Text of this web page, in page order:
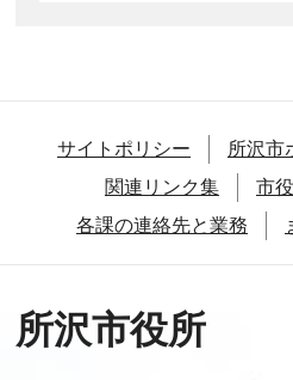
サイトポリシー
所沢市
関連リンク集
市
各課の連絡先と業務
所沢市役所